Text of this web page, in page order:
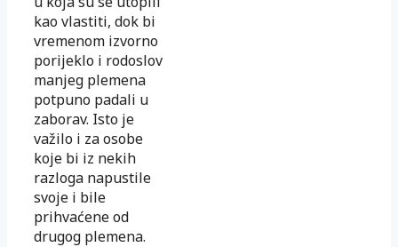
kao vlastiti, dok bi
vremenom izvorno
porijeklo i rodoslov
manjeg plemena
potpuno padali u
zaborav. Isto je
važilo i za osobe
koje bi iz nekih
razloga napustile
svoje i bile
prihvaćene od
drugog plemena.